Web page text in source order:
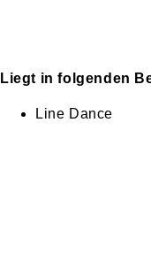
Liegt in folgenden
Line Dance